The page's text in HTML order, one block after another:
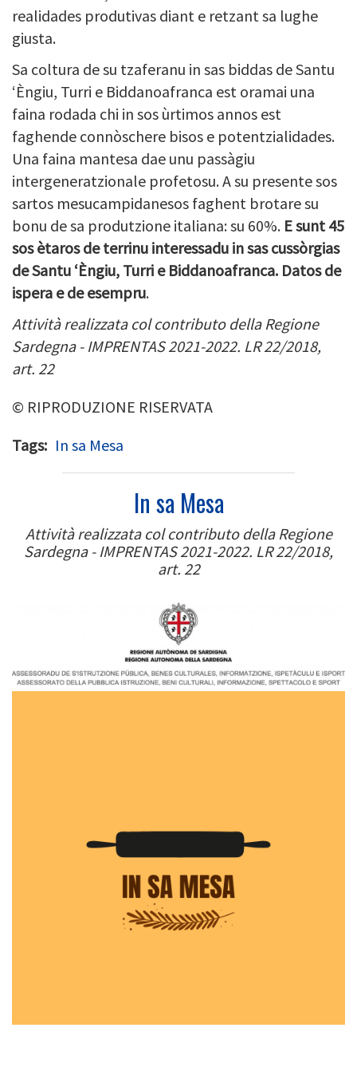
realidades produtivas diant e retzant sa lughe
giusta.
Sa coltura de su tzaferanu in sas biddas de Santu
‘Èngiu, Turri e Biddanoafranca est oramai una
faina rodada chi in sos ùrtimos annos est
faghende connòschere bisos e potentzialidades.
Una faina mantesa dae unu passàgiu
intergeneratzionale profetosu. A su presente sos
sartos mesucampidanesos faghent brotare su
bonu de sa produtzione italiana: su 60%. E sunt 45
sos ètaros de terrinu interessadu in sas cussòrgias
de Santu ‘Èngiu, Turri e Biddanoafranca. Datos de
ispera e de esempru.
Attività realizzata col contributo della Regione
Sardegna - IMPRENTAS 2021-2022. LR 22/2018,
art. 22
© RIPRODUZIONE RISERVATA
Tags
In sa Mesa
In sa Mesa
Attività realizzata col contributo della Regione
Sardegna - IMPRENTAS 2021-2022. LR 22/2018,
art. 22